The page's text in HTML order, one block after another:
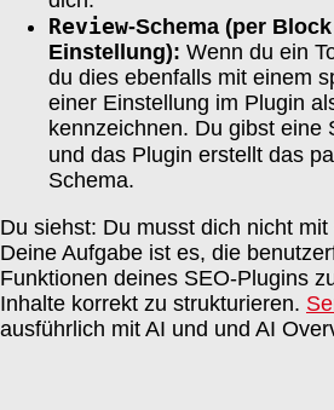
Review-Schema (per
Einstellung): Wenn du ein
du dies ebenfalls mit einem
einer Einstellung im Plugin
kennzeichnen. Du gibst eine
und das Plugin erstellt das
Schema.
Du siehst: Du musst dich nicht
Deine Aufgabe ist es, die
Funktionen deines SEO-Plugins
Inhalte korrekt zu strukturieren.
ausführlich mit AI und und AI